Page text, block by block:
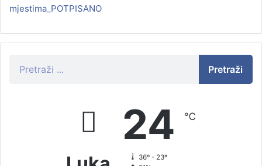
mjestima_POTPISANO
Pretraži
24 ℃
36º - 23º